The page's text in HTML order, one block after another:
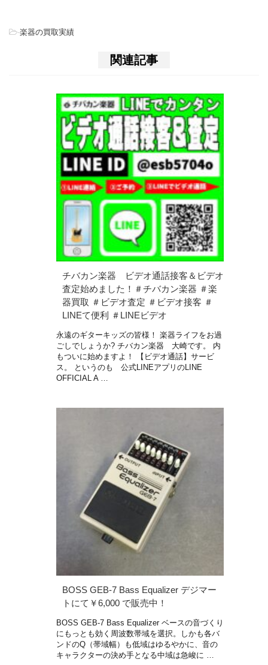
-楽器の買取実績
関連記事
チバカン楽器 ビデオ通話接客＆ビデオ
査定始めました！＃チバカン楽器 ＃楽
器買取 ＃ビデオ査定 ＃ビデオ接客 ＃
LINEて便利 ＃LINEビデオ
永遠のギターキッズの皆様！ 楽器ライフをお過
ごしでしょうか? チバカン楽器 大崎です。 内
もついに始めますよ！ 【ビデオ通話】サービ
ス。 というのも 公式LINEアプリのLINE
OFFICIAL A …
BOSS GEB-7 Bass Equalizer デジマー
トにて￥6,000 で販売中！
BOSS GEB-7 Bass Equalizer ベースの音づくり
にもっとも効く周波数帯域を選択。しかも各バ
ンドのQ（帯域幅）も低域はゆるやかに、音の
キャラクターの決め手となる中域は急峻に …